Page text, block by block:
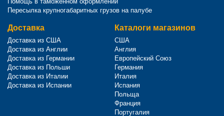
Пересылка крупногабаритных грузов на палубе
Доставка
Доставка из США
Доставка из Англии
Доставка из Германии
Доставка из Польши
Доставка из Италии
Доставка из Испании
Каталоги магазинов
США
Англия
Европейский Союз
Германия
Италия
Испания
Польща
Франция
Португалия